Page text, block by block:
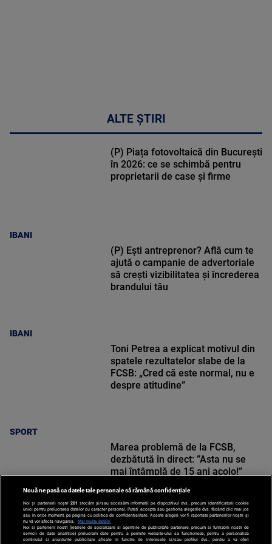
ALTE ȘTIRI
IBANI
(P) Piața fotovoltaică din București
în 2026: ce se schimbă pentru
proprietarii de case și firme
IBANI
(P) Ești antreprenor? Află cum te
ajută o campanie de advertoriale
să crești vizibilitatea și încrederea
brandului tău
SPORT
Toni Petrea a explicat motivul din
spatele rezultatelor slabe de la
FCSB: „Cred că este normal, nu e
despre atitudine”
SPORT
Marea problemă de la FCSB,
dezbătută în direct: ”Asta nu se
mai întâmplă de 15 ani acolo!”
Nouă ne pasă ca datele tale personale să rămână confidențiale
Noi și partenerii noștri 201 stocăm și/sau accesăm informații pe dispozitivul dvs., precum identificatorii cookie
unici pentru prelucrarea datelor cu caracter personal. Puteți accepta sau gestiona alegerile dvs. făcând clic mai jos
sau în orice moment, pe pagina cu politica de confidențialitate. Aceste alegeri vor fi raportate partenerilor noștri și
nu vă vor afecta navigarea.
Mai multe detalii
Noi si partenerii nostri (retelele de socializare si agentiile de publicitate partenere, precum si furnizorii nostri de
servicii de date analitice) prelucram date pentru a permite website-ului sa functioneze, pentru a personaliza
continutul si anunturile publicitare afisate in functie de interesele si/sau profilul dvs., pentru a va oferi